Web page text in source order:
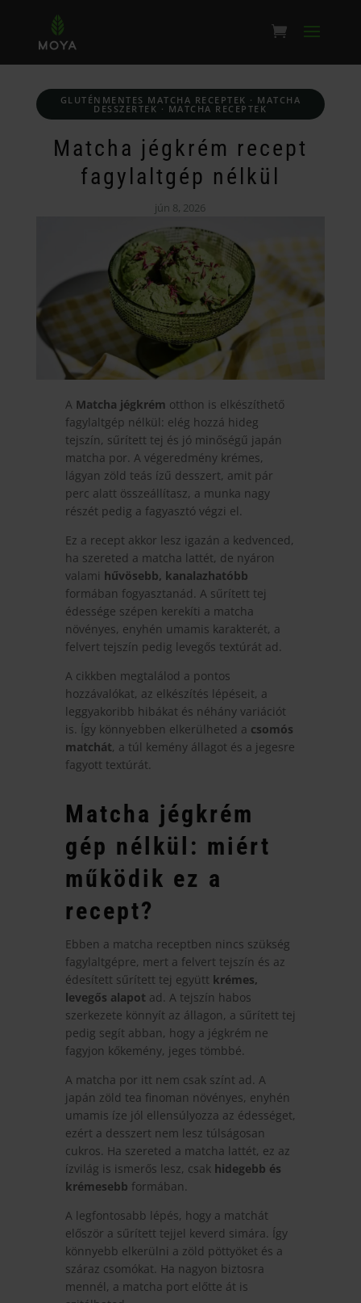
GLUTÉNMENTES MATCHA RECEPTEK · MATCHA
DESSZERTEK · MATCHA RECEPTEK
Matcha jégkrém recept
fagylaltgép nélkül
jún 8, 2026
A Matcha jégkrém otthon is elkészíthető
fagylaltgép nélkül: elég hozzá hideg
tejszín, sűrített tej és jó minőségű japán
matcha por. A végeredmény krémes,
lágyan zöld teás ízű desszert, amit pár
perc alatt összeállítasz, a munka nagy
részét pedig a fagyasztó végzi el.
Ez a recept akkor lesz igazán a kedvenced,
ha szereted a matcha lattét, de nyáron
valami hűvösebb, kanalazhatóbb
formában fogyasztanád. A sűrített tej
édessége szépen kerekíti a matcha
növényes, enyhén umamis karakterét, a
felvert tejszín pedig levegős textúrát ad.
A cikkben megtalálod a pontos
hozzávalókat, az elkészítés lépéseit, a
leggyakoribb hibákat és néhány variációt
is. Így könnyebben elkerülheted a csomós
matchát, a túl kemény állagot és a jegesre
fagyott textúrát.
Matcha jégkrém
gép nélkül: miért
működik ez a
recept?
Ebben a matcha receptben nincs szükség
fagylaltgépre, mert a felvert tejszín és az
édesített sűrített tej együtt krémes,
levegős alapot ad. A tejszín habos
szerkezete könnyít az állagon, a sűrített tej
pedig segít abban, hogy a jégkrém ne
fagyjon kőkemény, jeges tömbbé.
A matcha por itt nem csak színt ad. A
japán zöld tea finoman növényes, enyhén
umamis íze jól ellensúlyozza az édességet,
ezért a desszert nem lesz túlságosan
cukros. Ha szereted a matcha lattét, ez az
ízvilág is ismerős lesz, csak hidegebb és
krémesebb formában.
A legfontosabb lépés, hogy a matchát
először a sűrített tejjel keverd simára. Így
könnyebb elkerülni a zöld pöttyöket és a
száraz csomókat. Ha nagyon biztosra
mennél, a matcha port előtte át is